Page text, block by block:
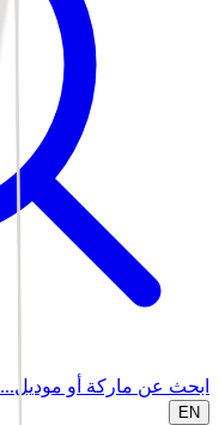
ابحث عن ماركة أو موديل...
EN